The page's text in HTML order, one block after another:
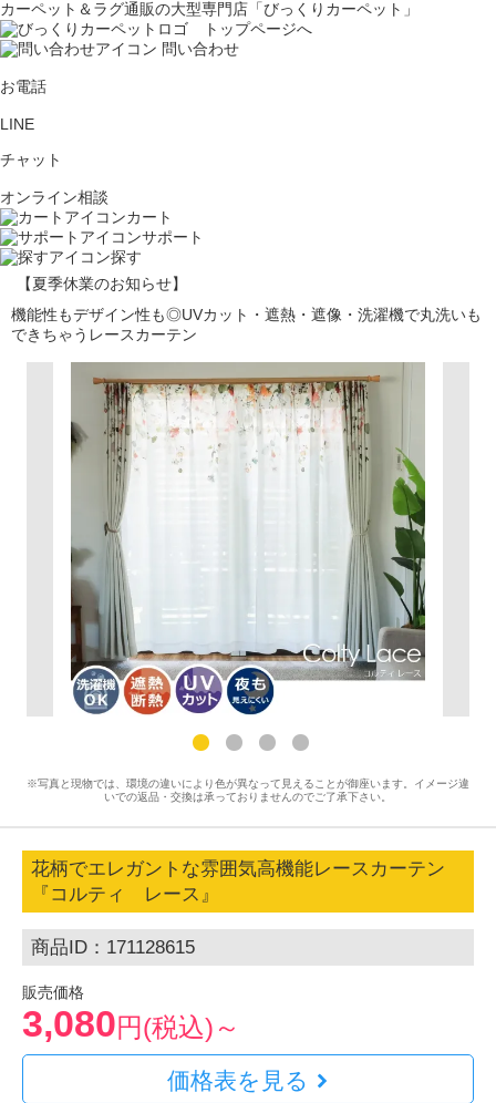
カーペット＆ラグ通販の大型専門店「びっくりカーペット」
問い合わせ
お電話
LINE
チャット
オンライン相談
カート
サポート
探す
【夏季休業のお知らせ】
機能性もデザイン性も◎UVカット・遮熱・遮像・洗濯機で丸洗いも
できちゃうレースカーテン
※写真と現物では、環境の違いにより色が異なって見えることが御座います。イメージ違
いでの返品・交換は承っておりませんのでご了承下さい。
花柄でエレガントな雰囲気高機能レースカーテン
『コルティ レース』
商品ID：171128615
販売価格
3,080円(税込)～
価格表を見る